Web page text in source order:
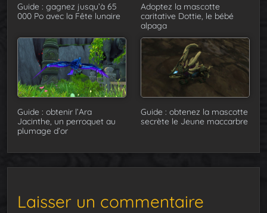
Guide : gagnez jusqu’à 65
000 Po avec la Fête lunaire
Adoptez la mascotte
caritative Dottie, le bébé
alpaga
Guide : obtenir l’Ara
Jacinthe, un perroquet au
plumage d’or
Guide : obtenez la mascotte
secrète le Jeune maccarbre
Laisser un commentaire